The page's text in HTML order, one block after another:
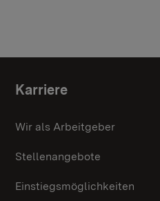
Karriere
Wir als Arbeitgeber
Stellenangebote
Einstiegsmöglichkeiten